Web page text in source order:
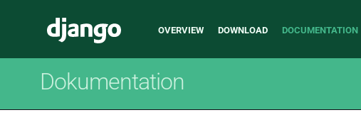
Django
Main
OVERVIEW DOWNLOAD DOCUMENTATION
Dokumentation